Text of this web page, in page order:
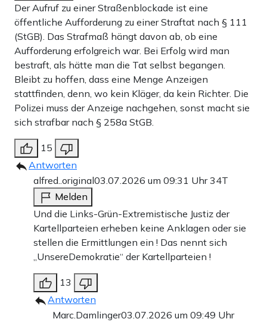
Der Aufruf zu einer Straßenblockade ist eine
öffentliche Aufforderung zu einer Straftat nach § 111
(StGB). Das Strafmaß hängt davon ab, ob eine
Aufforderung erfolgreich war. Bei Erfolg wird man
bestraft, als hätte man die Tat selbst begangen.
Bleibt zu hoffen, dass eine Menge Anzeigen
stattfinden, denn, wo kein Kläger, da kein Richter. Die
Polizei muss der Anzeige nachgehen, sonst macht sie
sich strafbar nach § 258a StGB.
15
Antworten
alfred..original03.07.2026 um 09:31 Uhr34T
Melden
Und die Links-Grün-Extremistische Justiz der
Kartellparteien erheben keine Anklagen oder sie
stellen die Ermittlungen ein ! Das nennt sich
„UnsereDemokratie“ der Kartellparteien !
13
Antworten
Marc.Damlinger03.07.2026 um 09:49 Uhr